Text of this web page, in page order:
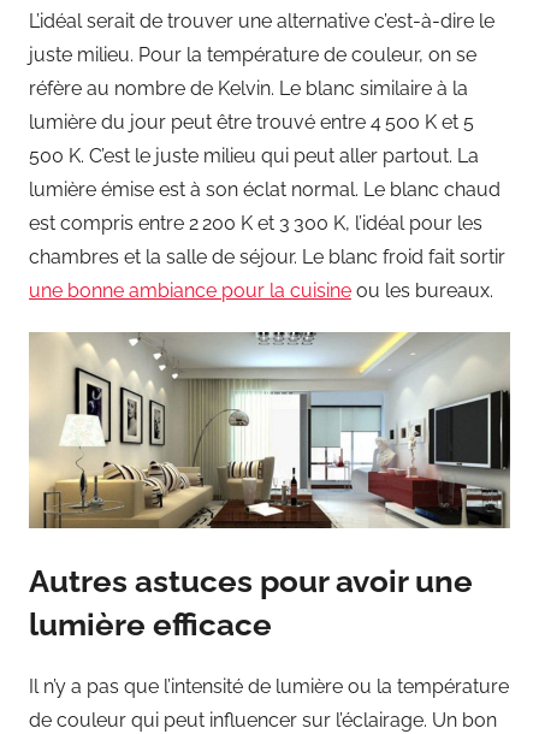
L’idéal serait de trouver une alternative c’est-à-dire le
juste milieu. Pour la température de couleur, on se
réfère au nombre de Kelvin. Le blanc similaire à la
lumière du jour peut être trouvé entre 4 500 K et 5
500 K. C’est le juste milieu qui peut aller partout. La
lumière émise est à son éclat normal. Le blanc chaud
est compris entre 2 200 K et 3 300 K, l’idéal pour les
chambres et la salle de séjour. Le blanc froid fait sortir
une bonne ambiance pour la cuisine ou les bureaux.
Autres astuces pour avoir une
lumière efficace
Il n’y a pas que l’intensité de lumière ou la température
de couleur qui peut influencer sur l’éclairage. Un bon